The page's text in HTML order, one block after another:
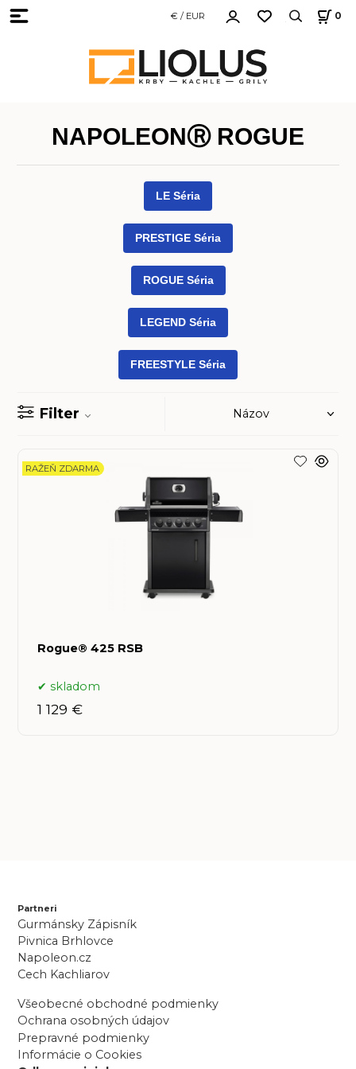
€ / EUR 0
NAPOLEONⓇ ROGUE
LE Séria
PRESTIGE Séria
ROGUE Séria
LEGEND Séria
FREESTYLE Séria
Filter
Rogue® 425 RSB
RAŽEŇ ZDARMA
skladom
1 129 €
Partneri
Gurmánsky Zápisník
Pivnica Brhlovce
Napoleon.cz
Cech Kachliarov
Všeobecné obchodné podmienky
Ochrana osobných údajov
Prepravné podmienky
Informácie o Cookies